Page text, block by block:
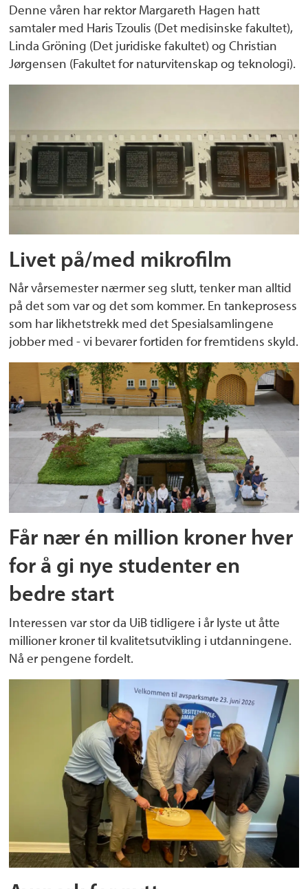
Denne våren har rektor Margareth Hagen hatt
samtaler med Haris Tzoulis (Det medisinske fakultet),
Linda Gröning (Det juridiske fakultet) og Christian
Jørgensen (Fakultet for naturvitenskap og teknologi).
Livet på/med mikrofilm
Når vårsemester nærmer seg slutt, tenker man alltid
på det som var og det som kommer. En tankeprosess
som har likhetstrekk med det Spesialsamlingene
jobber med - vi bevarer fortiden for fremtidens skyld.
Får nær én million kroner hver
for å gi nye studenter en
bedre start
Interessen var stor da UiB tidligere i år lyste ut åtte
millioner kroner til kvalitetsutvikling i utdanningene.
Nå er pengene fordelt.